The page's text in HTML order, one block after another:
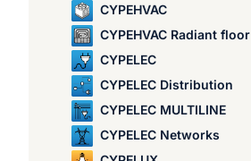
CYPEHVAC
CYPEHVAC Radiant floor
CYPELEC
CYPELEC Distribution
CYPELEC MULTILINE
CYPELEC Networks